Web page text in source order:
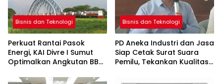
Bisnis dan Teknologi
Perkuat Rantai Pasok
Energi, KAI Divre I Sumut
Optimalkan Angkutan BBM
Bisnis dan Teknologi
PD Aneka Industri dan Jasa
Siap Cetak Surat Suara
Pemilu, Tekankan Kualitas